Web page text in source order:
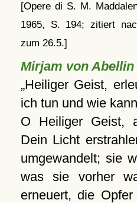
[Opere di S. M.
1965, S. 194; zitiert
zum 26.5.]
Mirjam von Abellin
Heiliger Geist,
ich tun und wie
O Heiliger Geist,
Dein Licht
umgewandelt; sie
was sie vorher
erneuert, die